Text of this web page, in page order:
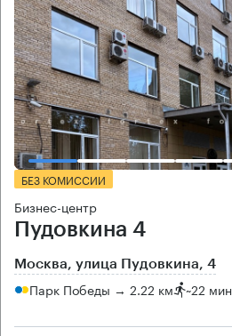
БЕЗ КОМИССИИ
Бизнес-центр
Пудовкина 4
Москва, улица Пудовкина, 4
Парк Победы → 2.22 км ~22 мин